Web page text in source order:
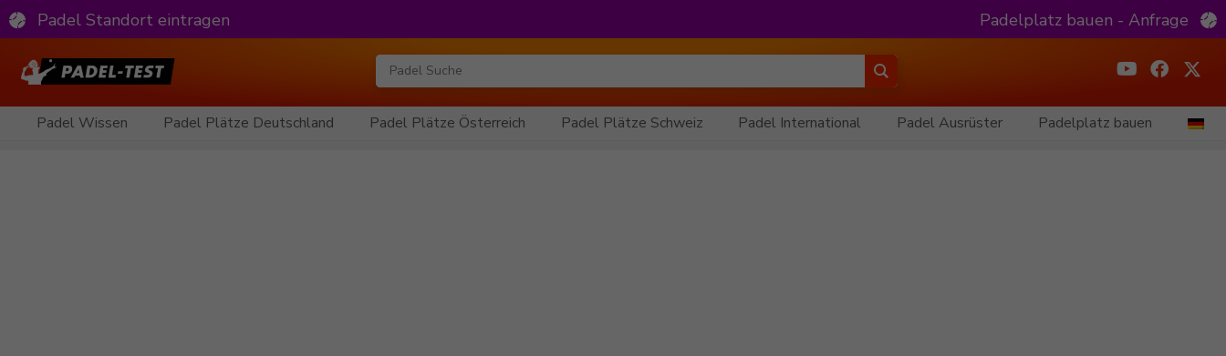
Padel Standort eintragen Padelplatz bauen - Anfrage
Padel Wissen Padel Plätze Deutschland Padel Plätze Österreich Padel Plätze Schweiz Padel International Padel Ausrüster Padelplatz bauen